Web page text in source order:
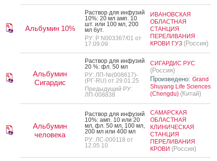
Альбумин 10%
Рас­твор для ин­фу­зий
10%: 20 мл амп. 10
шт. или 100 мл, 200
мл бут.
РУ: Р N003367/01 от
17.09.09
ИВАНОВСКАЯ
ОБЛАСТНАЯ
СТАНЦИЯ
ПЕРЕЛИВАНИЯ
КРОВИ ГУЗ (Россия)
Альбумин
Сигардис
Рас­твор для ин­фу­зий
20 %: фл. 50 мл
РУ: ЛП-№(008617)-
(РГ-RU) от 29.01.25
Предыдущий РУ:
ЛП-008838
СИГАРДИС РУС
(Россия)
Произведено: Grand
Shuyang Life Sciences
(Chengdu) (Китай)
Альбумин
человека
Рас­твор для ин­фу­зий
10%: амп. 10 или 20
мл, фл. 50 мл, 100 мл,
200 мл или 400 мл
РУ: ЛС-000118 от
12.05.10
САМАРСКАЯ
ОБЛАСТНАЯ
КЛИНИЧЕСКАЯ
СТАНЦИЯ
ПЕРЕЛИВАНИЯ
КРОВИ (Россия)